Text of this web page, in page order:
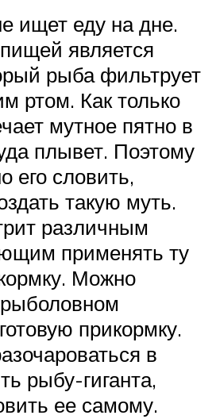
ищет еду на дне.
является
рыба фильтрует
ртом. Как только
мутное пятно в
плывет. Поэтому
его словить,
такую муть.
различным
применять ту
Можно
прикормку.
в
рыбу-гиганта,
ее самому.